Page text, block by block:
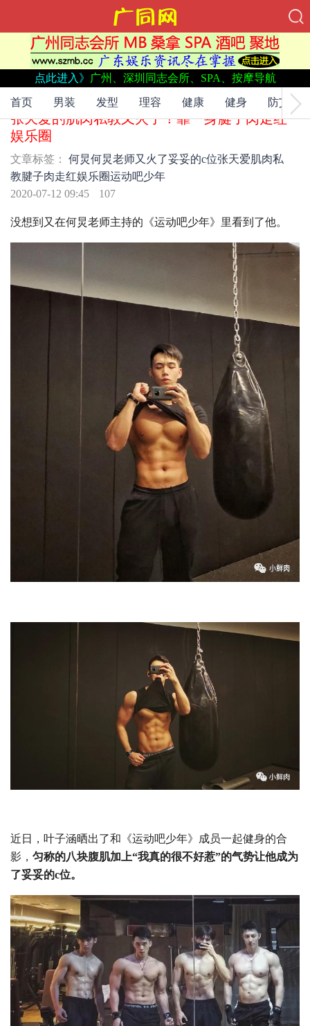
点此进入》 广州、深圳同志会所、SPA、按摩导航
首页 男装 发型 理容 健康 健身 防艾
文章标签：何炅何炅老师又火了妥妥的c位张天爱肌肉私教
腱子肉
走红娱乐圈运动吧少年
张天爱的肌肉私教又火了！靠一身腱子肉走红
娱乐圈
文章标签： 何炅何炅老师又火了妥妥的c位张天爱 肌肉私
教腱子肉走红娱乐圈运动吧少年
2020-07-12 09:45
107
没想到又在何炅老师主持的《运动吧少年》里看到了他。
近日，叶子涵晒出了和《运动吧少年》成员一起健身的合
影， 匀称的八块腹肌加上“我真的很不好惹”的气势让他成为
了妥妥的c位。